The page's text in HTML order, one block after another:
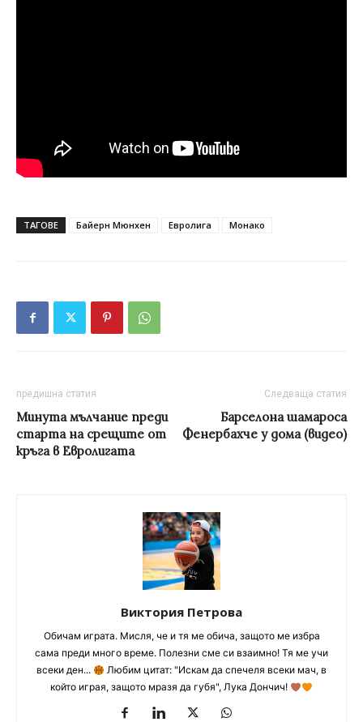
ТАГОВЕ Байерн Мюнхен Евролига Монако
предишна статия
Минута мълчание преди
старта на срещите от
кръга в Евролигата
Следваща статия
Барселона шамароса
Фенербахче у дома (видео)
Виктория Петрова
Обичам играта. Мисля, че и тя ме обича, защото ме избра
сама преди много време. Полезни сме си взаимно! Тя ме учи
всеки ден...
Любим цитат: "Искам да спечеля всеки мач, в
който играя, защото мразя да губя", Лука Дончич!